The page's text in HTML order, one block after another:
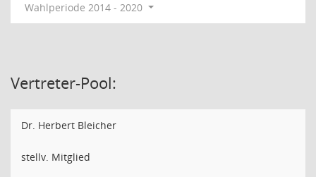
Wahlperiode 2014 - 2020
Vertreter-Pool:
Dr. Herbert Bleicher
stellv. Mitglied